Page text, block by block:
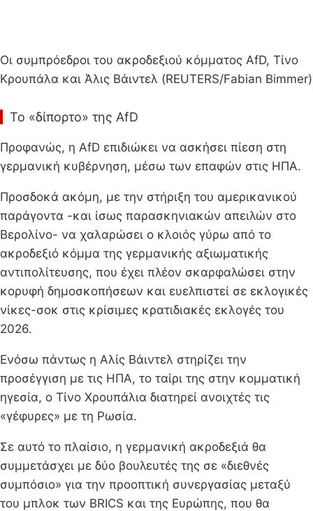
Οι συμπρόεδροι του ακροδεξιού κόμματος AfD, Τίνο
Κρουπάλα και Άλις Βάιντελ (REUTERS/Fabian Bimmer)
Το «δίπορτο» της AfD
Προφανώς, η AfD επιδιώκει να ασκήσει πίεση στη
γερμανική κυβέρνηση, μέσω των επαφών στις ΗΠΑ.
Προσδοκά ακόμη, με την στήριξη του αμερικανικού
παράγοντα -και ίσως παρασκηνιακών απειλών στο
Βερολίνο- να χαλαρώσει ο κλοιός γύρω από το
ακροδεξιό κόμμα της γερμανικής αξιωματικής
αντιπολίτευσης, που έχει πλέον σκαρφαλώσει στην
κορυφή δημοσκοπήσεων και ευελπιστεί σε εκλογικές
νίκες-σοκ στις κρίσιμες κρατιδιακές εκλογές του
2026.
Ενόσω πάντως η Αλίς Βάιντελ στηρίζει την
προσέγγιση με τις ΗΠΑ, το ταίρι της στην κομματική
ηγεσία, ο Τίνο Χρουπάλια διατηρεί ανοιχτές τις
«γέφυρες» με τη Ρωσία.
Σε αυτό το πλαίσιο, η γερμανική ακροδεξιά θα
συμμετάσχει με δύο βουλευτές της σε «διεθνές
συμπόσιο» για την προοπτική συνεργασίας μεταξύ
του μπλοκ των BRICS και της Ευρώπης, που θα